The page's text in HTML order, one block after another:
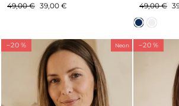
Normaler
49,00 € Sonderpreis
39,00 €
Normaler
Preis
49,00 €
−20 % Neon −20 %